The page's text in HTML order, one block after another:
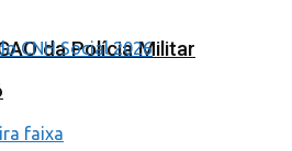
da Polícia Militar